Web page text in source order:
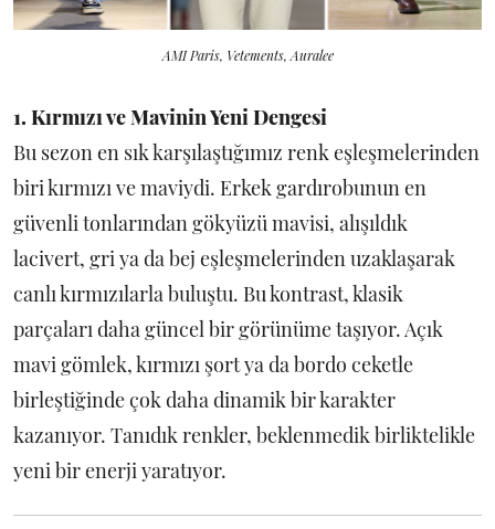
AMI Paris, Vetements, Auralee
1. Kırmızı ve Mavinin Yeni Dengesi
Bu sezon en sık karşılaştığımız renk eşleşmelerinden
biri kırmızı ve maviydi. Erkek gardırobunun en
güvenli tonlarından gökyüzü mavisi, alışıldık
lacivert, gri ya da bej eşleşmelerinden uzaklaşarak
canlı kırmızılarla buluştu. Bu kontrast, klasik
parçaları daha güncel bir görünüme taşıyor. Açık
mavi gömlek, kırmızı şort ya da bordo ceketle
birleştiğinde çok daha dinamik bir karakter
kazanıyor. Tanıdık renkler, beklenmedik birliktelikle
yeni bir enerji yaratıyor.